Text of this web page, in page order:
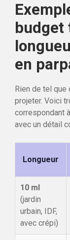
budget
en
Rien de tel
projeter. Voici
correspondant
avec un détail
Longueur
10 ml
(jardin
urbain, IDF,
avec crépi)